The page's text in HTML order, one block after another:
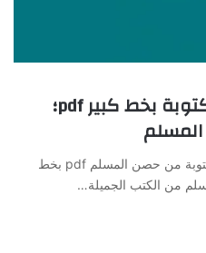
أذكار الصباح والمساء مكتوبة بخط كبير pdf؛
تعرف على أذكار الصباح والمساء مكتوبة من حصن المسلم pdf بخط
من الكتب الجميلة…